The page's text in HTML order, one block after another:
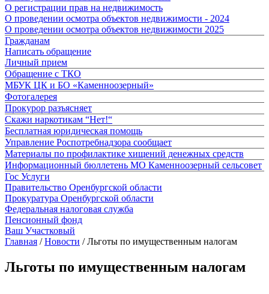
О регистрации прав на недвижимость
О проведении осмотра объектов недвижимости - 2024
О проведении осмотра объектов недвижимости 2025
Гражданам
Написать обращение
Личный прием
Обращение с ТКО
МБУК ЦК и БО «Каменноозерный»
Фотогалерея
Прокурор разъясняет
Скажи наркотикам “Нет!“
Бесплатная юридическая помощь
Управление Роспотребнадзора сообщает
Материалы по профилактике хищений денежных средств
Информационный бюллетень МО Каменноозерный сельсовет
Гос Услуги
Правительство Оренбургской области
Прокуратура Оренбургской области
Федеральная налоговая служба
Пенсионный фонд
Ваш Участковый
Главная /Новости /Льготы по имущественным налогам
Льготы по имущественным налогам